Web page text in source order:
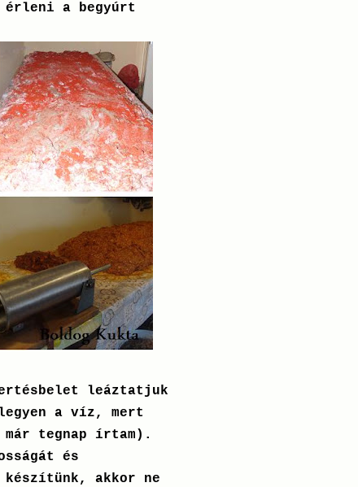
érleni a begyúrt
leáztatjuk
legyen a víz, mert
már tegnap írtam).
és
készítünk, akkor ne